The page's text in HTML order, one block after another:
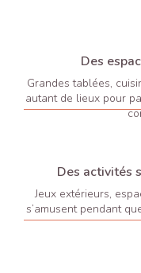
Des
Grandes tablées,
autant de lieux pour
Des activités
Jeux extérieurs,
s’amusent pendant